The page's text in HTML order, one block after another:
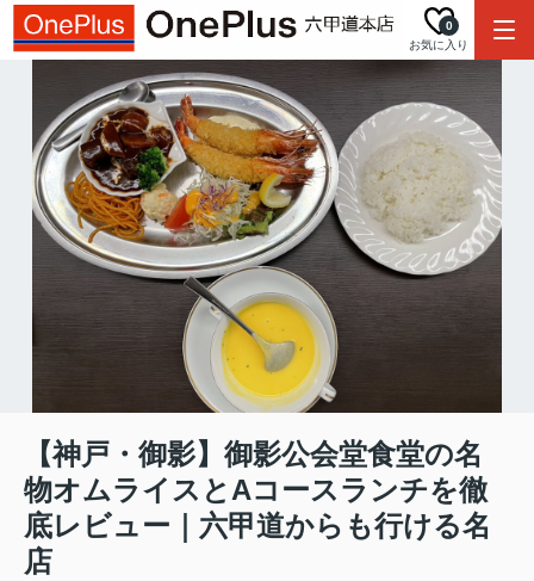
お気に入り
0
【神戸・御影】御影公会堂食堂の名
物オムライスとAコースランチを徹
底レビュー｜六甲道からも行ける名
店